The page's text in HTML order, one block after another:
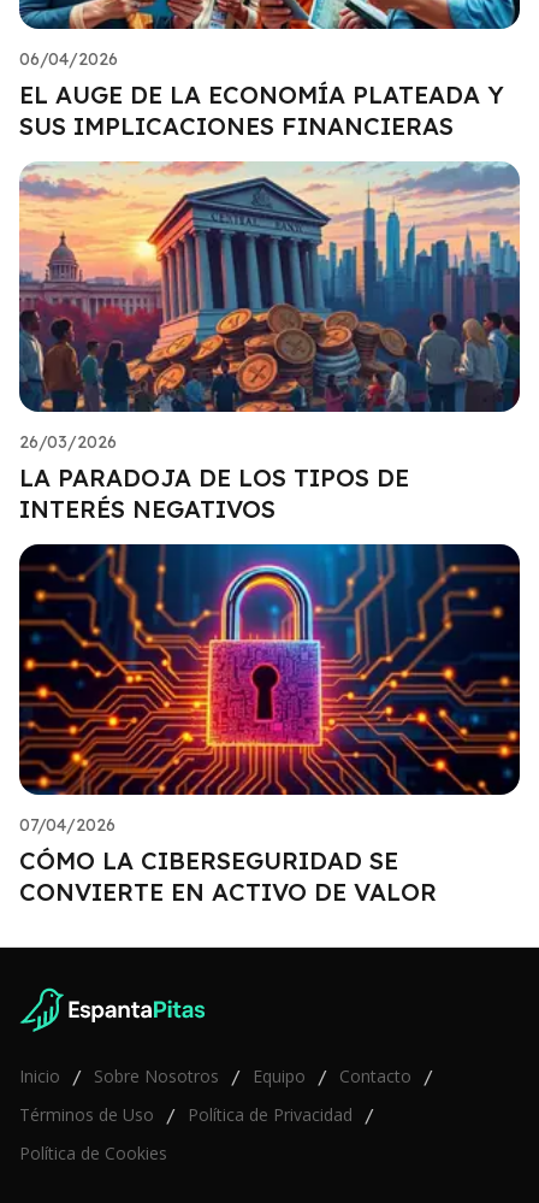
06/04/2026
EL AUGE DE LA ECONOMÍA PLATEADA Y
SUS IMPLICACIONES FINANCIERAS
26/03/2026
LA PARADOJA DE LOS TIPOS DE
INTERÉS NEGATIVOS
07/04/2026
CÓMO LA CIBERSEGURIDAD SE
CONVIERTE EN ACTIVO DE VALOR
Inicio / Sobre Nosotros / Equipo / Contacto /
Términos de Uso / Política de Privacidad /
Política de Cookies